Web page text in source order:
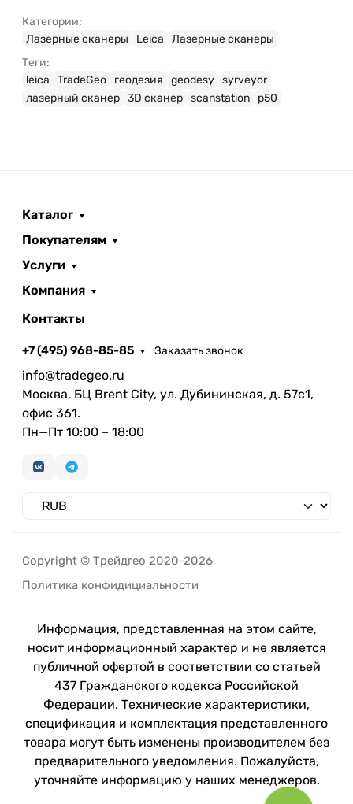
Категории:
Лазерные сканеры
Leica
Лазерные сканеры
Теги:
leica
TradeGeo геодезия geodesy syrveyor
лазерный сканер 3D сканер scanstation p50
Каталог
Покупателям
Услуги
Компания
Контакты
+7 (495) 968-85-85 Заказать звонок
info@tradegeo.ru
Москва, БЦ Brent City, ул. Дубининская, д. 57с1,
офис 361.
Пн—Пт 10:00 – 18:00
Copyright © Трейдгео 2020-2026
Политика конфидициальности
Информация, представленная на этом сайте,
носит информационный характер и не является
публичной офертой в соответствии со статьей
437 Гражданского кодекса Российской
Федерации. Технические характеристики,
спецификация и комплектация представленного
товара могут быть изменены производителем без
предварительного уведомления. Пожалуйста,
уточняйте информацию у наших менеджеров.